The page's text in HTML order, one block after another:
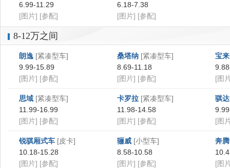
6.99-11.29
[图片] [参配]
6.18-7.38
[图片] [参配]
8-12万之间
朗逸 [紧凑型车]
9.99-15.89
[图片] [参配]
桑塔纳 [紧凑型车]
8.69-11.18
[图片] [参配]
宝来
[图
思域 [紧凑型车]
11.99-16.99
[图片] [参配]
卡罗拉 [紧凑型车]
11.98-14.58
[图片] [参配]
骐达
[图
锐骐厢式车 [皮卡]
10.18-15.28
[图片] [参配]
骊威 [小型车]
8.58-10.58
[图片] [参配]
奔
[图